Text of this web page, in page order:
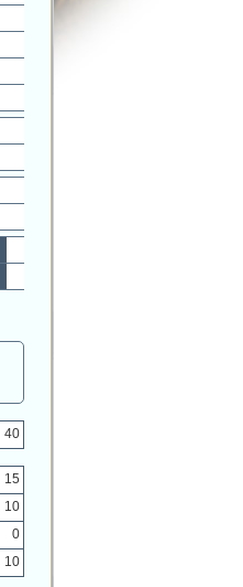
40
15
10
0
10